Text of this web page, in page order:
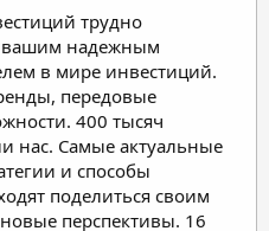
трудно
вашим надежным
в мире инвестиций.
передовые
400 тысяч
нас. Самые актуальные
и способы
поделиться своим
перспективы. 16